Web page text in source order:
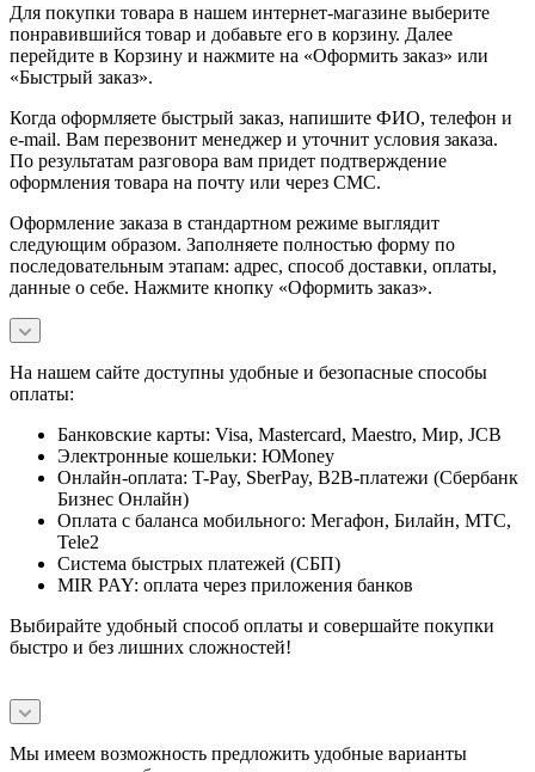
Для покупки товара в нашем интернет-магазине выберите
понравившийся товар и добавьте его в корзину. Далее
перейдите в Корзину и нажмите на «Оформить заказ» или
«Быстрый заказ».
Когда оформляете быстрый заказ, напишите ФИО, телефон и
e-mail. Вам перезвонит менеджер и уточнит условия заказа.
По результатам разговора вам придет подтверждение
оформления товара на почту или через СМС.
Оформление заказа в стандартном режиме выглядит
следующим образом. Заполняете полностью форму по
последовательным этапам: адрес, способ доставки, оплаты,
данные о себе. Нажмите кнопку «Оформить заказ».
На нашем сайте доступны удобные и безопасные способы
оплаты:
Банковские карты: Visa, Mastercard, Maestro, Мир, JCB
Электронные кошельки: ЮMoney
Онлайн-оплата: T-Pay, SberPay, B2B-платежи (Сбербанк
Бизнес Онлайн)
Оплата с баланса мобильного: Мегафон, Билайн, МТС,
Tele2
Система быстрых платежей (СБП)
MIR PAY: оплата через приложения банков
Выбирайте удобный способ оплаты и совершайте покупки
быстро и без лишних сложностей!
Мы имеем возможность предложить удобные варианты